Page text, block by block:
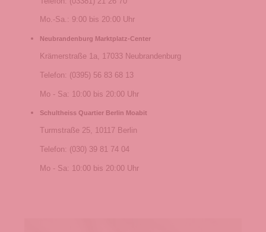
Mo.-Sa.: 9:00 bis 20:00 Uhr
Neubrandenburg Marktplatz-Center
Krämerstraße 1a, 17033 Neubrandenburg
Telefon: (0395) 56 83 68 13
Mo - Sa: 10:00 bis 20:00 Uhr
Schultheiss Quartier Berlin Moabit
Turmstraße 25, 10117 Berlin
Telefon: (030) 39 81 74 04
Mo - Sa: 10:00 bis 20:00 Uhr